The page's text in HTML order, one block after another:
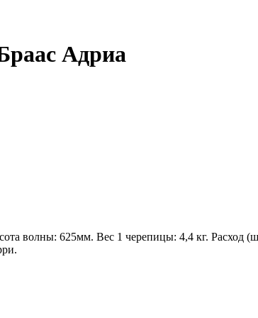
Адриа
волны: 625мм. Вес 1 черепицы: 4,4 кг.